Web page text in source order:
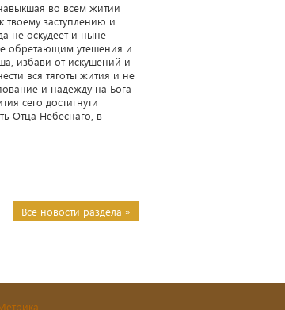
во всем житии
заступлению и
не оскудеет и ныне
обретающим утешения и
избави от искушений и
вся тяготы жития и не
и надежду на Бога
сего достигнути
Отца Небеснаго, в
Все новости раздела »